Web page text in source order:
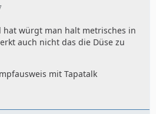
hat würgt man halt metrisches in
auch nicht das die Düse zu
mit Tapatalk